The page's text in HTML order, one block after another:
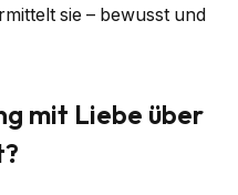
sie – bewusst und
mit Liebe über